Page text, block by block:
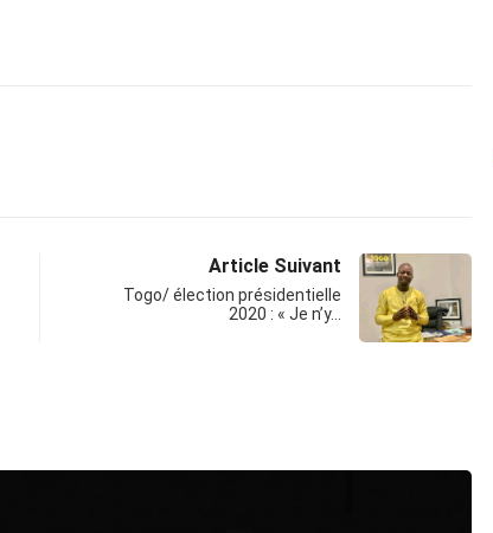
Article Suivant
Togo/ élection présidentielle
2020 : « Je n’y…